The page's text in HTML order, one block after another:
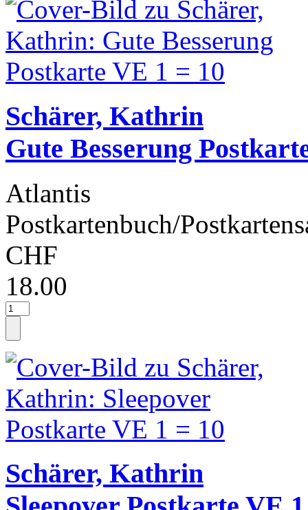
Schärer, Kathrin
Gute Besserung
Atlantis
Postkartenbuch/
CHF
18.00
Schärer, Kathrin